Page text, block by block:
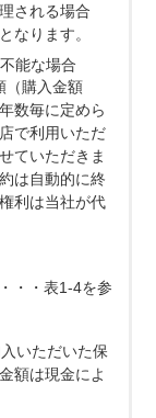
される場合
なります。
能な場合
（購入金額
数毎に定めら
で利用いただ
ていただきま
は自動的に終
利は当社が代
・・表1-4を参
いただいた保
額は現金によ